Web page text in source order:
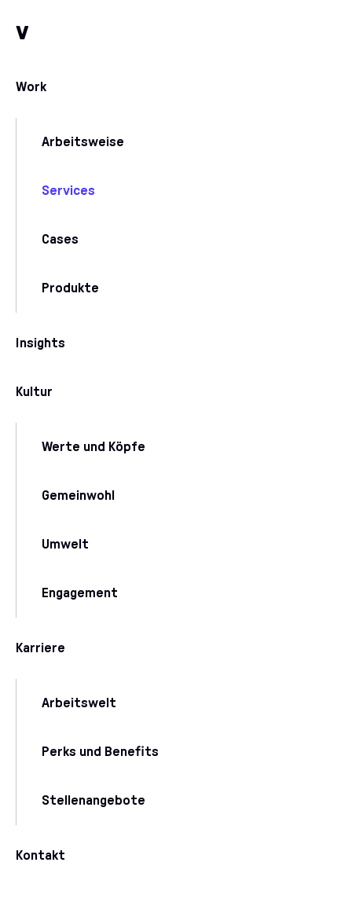
v
Work
Arbeitsweise
Services
Cases
Produkte
Insights
Kultur
Werte und Köpfe
Gemeinwohl
Umwelt
Engagement
Karriere
Arbeitswelt
Perks und Benefits
Stellenangebote
Kontakt